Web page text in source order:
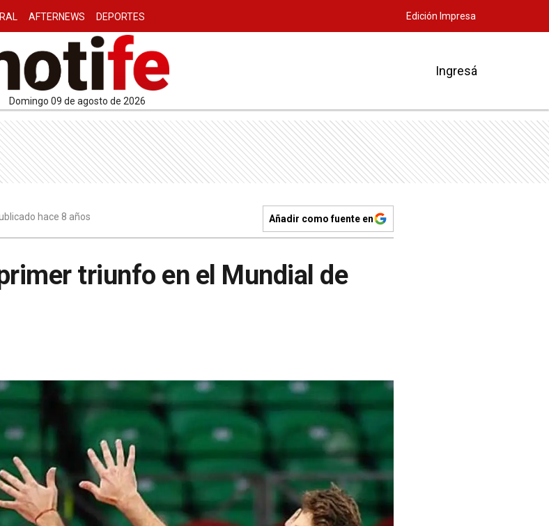
AFTERNEWS DEPORTES Edición Impresa
domingo 09 de agosto de 2026
Ingresá
hace 8 años Añadir como fuente en
triunfo en el Mundial de